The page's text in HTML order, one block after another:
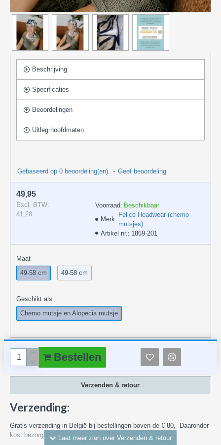
Beschrijving
Specificaties
Beoordelingen
Uitleg hoofdmaten
Gebaseerd op 0 beoordeling(en). - Geef beoordeling
49,95
Excl. BTW:
41,28
Voorraad: Beschikbaar
Merk:
Felice Headwear (chemo
mutsjes)
Artikel nr.: 1869-201
Maat
49-58 cm
49-58 cm
Geschikt als
Chemo mutsje en Alopecia mutsje
Bestellen
Verzenden & retour
Verzending:
Gratis verzending in België bij bestellingen boven de € 80,- Daaronder
kost bezorging in België vanaf € 7,55